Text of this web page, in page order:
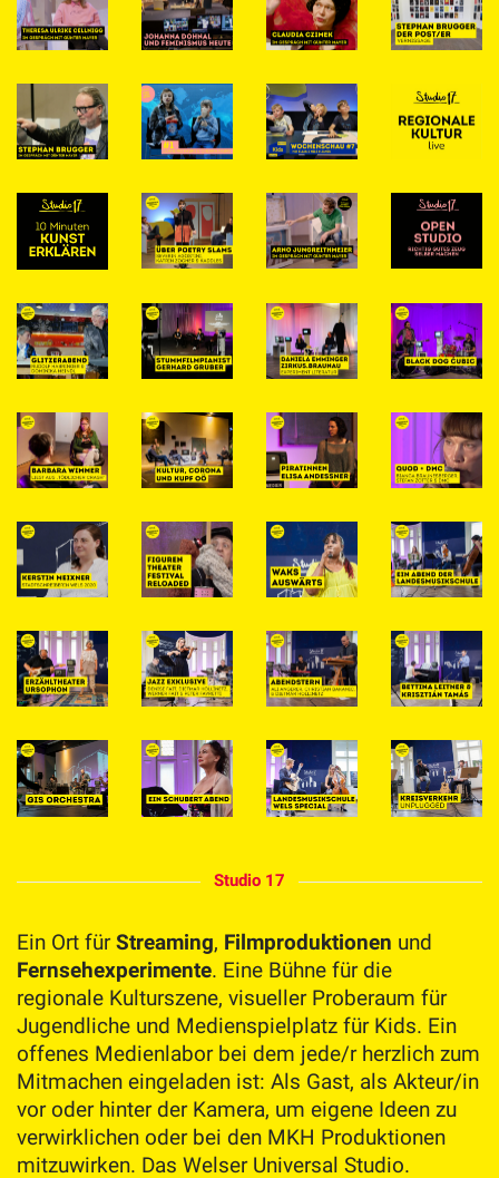
Studio 17
Ein Ort fürStreaming, Filmproduktionen und
Fernsehexperimente. Eine Bühne für die
regionale Kulturszene, visueller Proberaum für
Jugendliche und Medienspielplatz für Kids. Ein
offenes Medienlabor bei dem jede/r herzlich zum
Mitmachen eingeladen ist: Als Gast, als Akteur/in
vor oder hinter der Kamera, um eigene Ideen zu
verwirklichen oder bei den MKH Produktionen
mitzuwirken. Das Welser Universal Studio.